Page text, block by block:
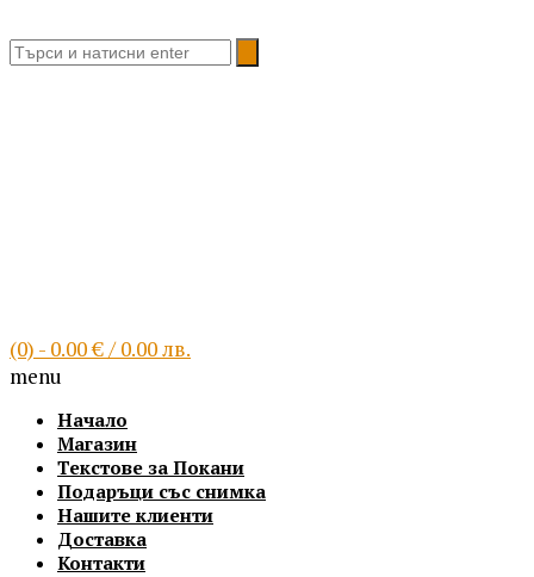
(0) - 0.00 € / 0.00 лв.
menu
Начало
Магазин
Текстове за Покани
Подаръци със снимка
Нашите клиенти
Доставка
Контакти